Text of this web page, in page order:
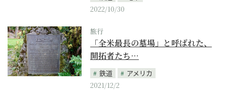
2022/10/30
旅行
「全米最長の墓場」と呼ばれた、
開拓者たち…
鉄道
アメリカ
2021/12/2